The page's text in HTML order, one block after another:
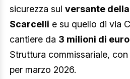
sicurezza sul versante
Scarcelli e su quello di via
cantiere da 3 milioni di euro
Struttura commissariale,
per marzo 2026.